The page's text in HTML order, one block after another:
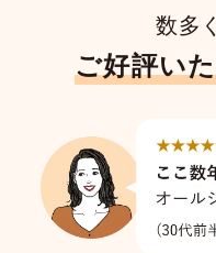
数多
ご好評い